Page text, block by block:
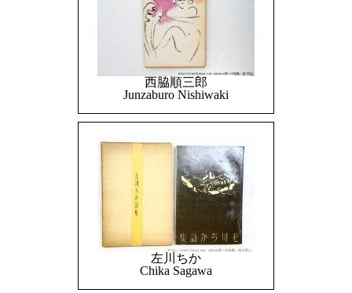
西脇順三郎
Junzaburo Nishiwaki
左川ちか
Chika Sagawa